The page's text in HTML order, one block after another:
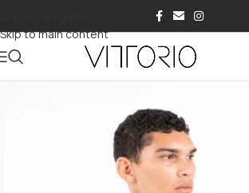
Skip to main content